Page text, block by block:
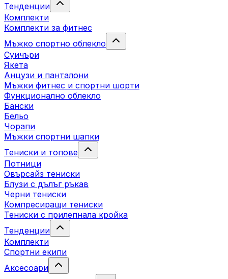
Тенденции
Комплекти
Комплекти за фитнес
Мъжко спортно облекло
Суичъри
Якета
Aнцузи и панталони
Mъжки фитнес и спортни шорти
Функционално облекло
Бански
Бельо
Чорапи
Mъжки спортни шапки
Тениски и топове
Потници
Овърсайз тениски
Блузи с дълъг ръкав
Черни тениски
Компресиращи тениски
Тениски с прилепнала кройка
Тенденции
Комплекти
Спортни екипи
Аксесоари